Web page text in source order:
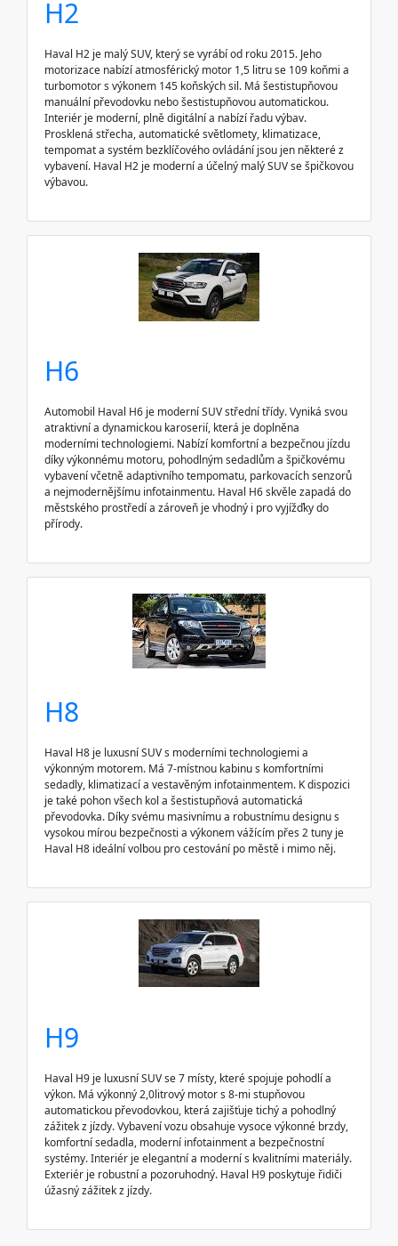
H2
Haval H2 je malý SUV, který se vyrábí od roku 2015. Jeho
motorizace nabízí atmosférický motor 1,5 litru se 109 koňmi a
turbomotor s výkonem 145 koňských sil. Má šestistupňovou
manuální převodovku nebo šestistupňovou automatickou.
Interiér je moderní, plně digitální a nabízí řadu výbav.
Prosklená střecha, automatické světlomety, klimatizace,
tempomat a systém bezklíčového ovládání jsou jen některé z
vybavení. Haval H2 je moderní a účelný malý SUV se špičkovou
výbavou.
H6
Automobil Haval H6 je moderní SUV střední třídy. Vyniká svou
atraktivní a dynamickou karoserií, která je doplněna
moderními technologiemi. Nabízí komfortní a bezpečnou jízdu
díky výkonnému motoru, pohodlným sedadlům a špičkovému
vybavení včetně adaptivního tempomatu, parkovacích senzorů
a nejmodernějšímu infotainmentu. Haval H6 skvěle zapadá do
městského prostředí a zároveň je vhodný i pro vyjížďky do
přírody.
H8
Haval H8 je luxusní SUV s moderními technologiemi a
výkonným motorem. Má 7-místnou kabinu s komfortními
sedadly, klimatizací a vestavěným infotainmentem. K dispozici
je také pohon všech kol a šestistupňová automatická
převodovka. Díky svému masivnímu a robustnímu designu s
vysokou mírou bezpečnosti a výkonem vážícím přes 2 tuny je
Haval H8 ideální volbou pro cestování po městě i mimo něj.
H9
Haval H9 je luxusní SUV se 7 místy, které spojuje pohodlí a
výkon. Má výkonný 2,0litrový motor s 8-mi stupňovou
automatickou převodovkou, která zajišťuje tichý a pohodlný
zážitek z jízdy. Vybavení vozu obsahuje vysoce výkonné brzdy,
komfortní sedadla, moderní infotainment a bezpečnostní
systémy. Interiér je elegantní a moderní s kvalitními materiály.
Exteriér je robustní a pozoruhodný. Haval H9 poskytuje řidiči
úžasný zážitek z jízdy.